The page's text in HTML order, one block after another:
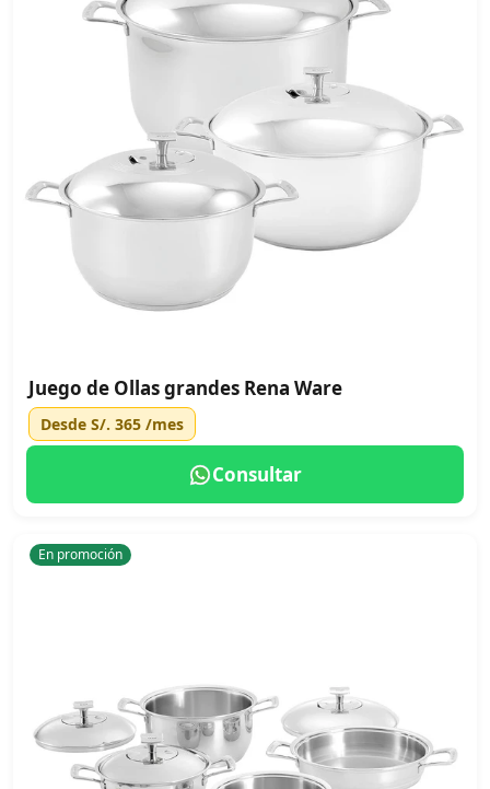
Juego de Ollas grandes Rena Ware
Desde S/. 365 /mes
Consultar
En promoción